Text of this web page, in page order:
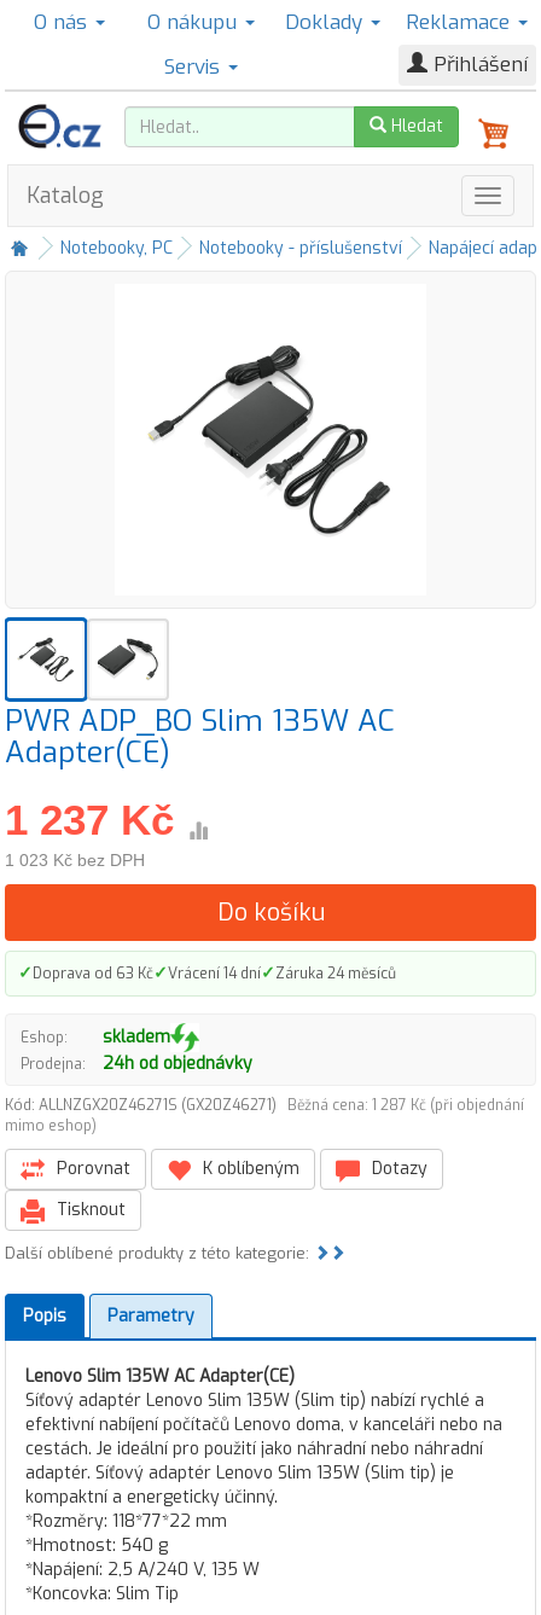
O nás O nákupu Doklady
Reklamace
Servis
Přihlášení
Hledat
Katalog
Notebooky, PC Notebooky - příslušenství Napájecí
PWR ADP_BO Slim 135W AC
Adapter(CE)
1 237 Kč
1 023 Kč bez DPH
Do košíku
✓Doprava od 63 Kč✓Vrácení 14 dní✓Záruka 24 měsíců
Eshop: skladem
Prodejna: 24h od objednávky
Kód: ALLNZGX20Z46271S (GX20Z46271)
Běžná cena: 1 287 Kč (při objednání
mimo eshop)
Porovnat K oblíbeným
Dotazy
Tisknout
Další oblíbené produkty z této kategorie:
Popis Parametry
Lenovo Slim 135W AC Adapter(CE)
Síťový adaptér Lenovo Slim 135W (Slim tip) nabízí rychlé a
efektivní nabíjení počítačů Lenovo doma, v kanceláři nebo na
cestách. Je ideální pro použití jako náhradní nebo náhradní
adaptér. Síťový adaptér Lenovo Slim 135W (Slim tip) je
kompaktní a energeticky účinný.
*Rozměry: 118*77*22 mm
*Hmotnost: 540 g
*Napájení: 2,5 A/240 V, 135 W
*Koncovka: Slim Tip